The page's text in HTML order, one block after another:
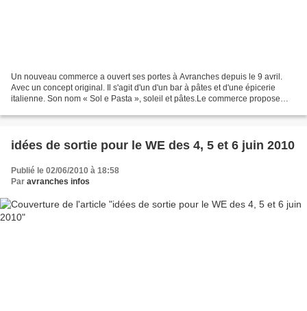
Un nouveau commerce a ouvert ses portes à Avranches depuis le 9 avril.
Avec un concept original. Il s'agit d'un d'un bar à pâtes et d'une épicerie
italienne. Son nom « Sol e Pasta », soleil et pâtes.Le commerce propose
idées de sortie pour le WE des 4, 5 et 6 juin 2010
Publié le 02/06/2010 à 18:58
Par avranches infos